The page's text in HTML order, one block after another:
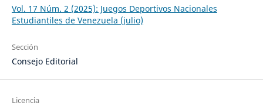
Vol. 17 Núm. 2 (2025): Juegos Deportivos Nacionales
Estudiantiles de Venezuela (julio)
Sección
Consejo Editorial
Licencia